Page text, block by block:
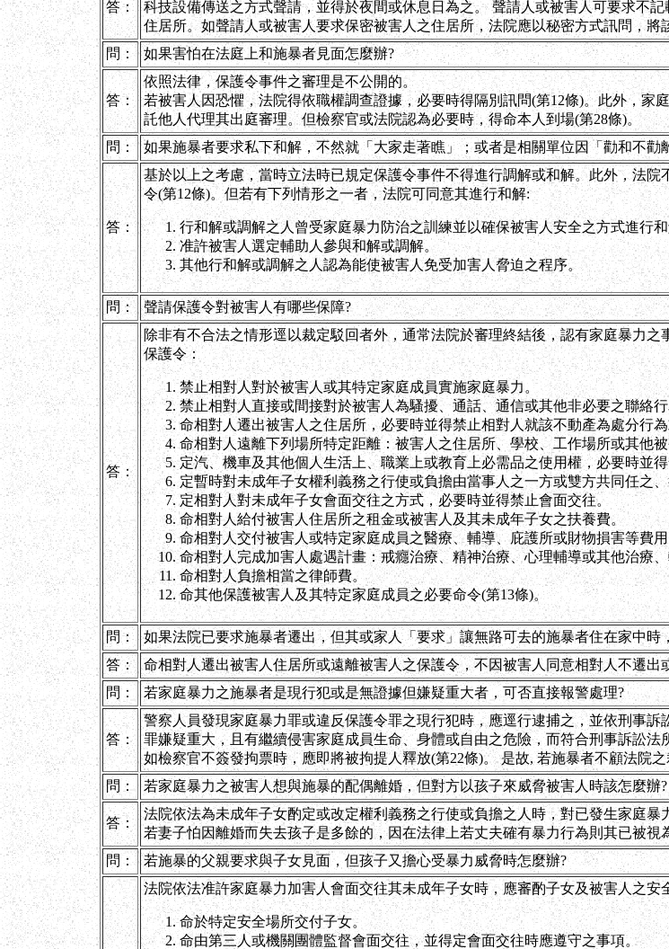
答：
科技設備傳送之方式聲請，並得於夜間或休息日為之。 聲請人或被害人可要求不
住居所。如聲請人或被害人要求保密被害人之住居所，法院應以秘密方式訊問，將
問： 如果害怕在法庭上和施暴者見面怎麼辦?
答：
依照法律，保護令事件之審理是不公開的。
若被害人因恐懼，法院得依職權調查證據，必要時得隔別訊問(第12條)。此外，
託他人代理其出庭審理。但檢察官或法院認為必要時，得命本人到場(第28條)。
問：
如果施暴者要求私下和解，不然就「大家走著瞧」；或者是相關單位因「勸和不勸
答：
基於以上之考慮，當時立法時已規定保護令事件不得進行調解或和解。此外，法
令(第12條)。但若有下列情形之一者，法院可同意其進行和解:
行和解或調解之人曾受家庭暴力防治之訓練並以確保被害人安全之方式進行
准許被害人選定輔助人參與和解或調解。
其他行和解或調解之人認為能使被害人免受加害人脅迫之程序。
問： 聲請保護令對被害人有哪些保障?
答：
除非有不合法之情形逕以裁定駁回者外，通常法院於審理終結後，認有家庭暴力
保護令：
禁止相對人對於被害人或其特定家庭成員實施家庭暴力。
禁止相對人直接或間接對於被害人為騷擾、通話、通信或其他非必要之聯絡行
命相對人遷出被害人之住居所，必要時並得禁止相對人就該不動產為處分行為
命相對人遠離下列場所特定距離：被害人之住居所、學校、工作場所或其他
定汽、機車及其他個人生活上、職業上或教育上必需品之使用權，必要時並
定暫時對未成年子女權利義務之行使或負擔由當事人之一方或雙方共同任之
定相對人對未成年子女會面交往之方式，必要時並得禁止會面交往。
命相對人給付被害人住居所之租金或被害人及其未成年子女之扶養費。
命相對人交付被害人或特定家庭成員之醫療、輔導、庇護所或財物損害等費
命相對人完成加害人處遇計畫：戒癮治療、精神治療、心理輔導或其他治療、
命相對人負擔相當之律師費。
命其他保護被害人及其特定家庭成員之必要命令(第13條)。
問：
如果法院已要求施暴者遷出，但其或家人「要求」讓無路可去的施暴者住在家中時
答：
命相對人遷出被害人住居所或遠離被害人之保護令，不因被害人同意相對人不遷
問：
若家庭暴力之施暴者是現行犯或是無證據但嫌疑重大者，可否直接報警處理?
答：
警察人員發現家庭暴力罪或違反保護令罪之現行犯時，應逕行逮捕之，並依刑事
罪嫌疑重大，且有繼續侵害家庭成員生命、身體或自由之危險，而符合刑事訴訟
如檢察官不簽發拘票時，應即將被拘提人釋放(第22條)。 是故, 若施暴者不顧法院
問：
若家庭暴力之被害人想與施暴的配偶離婚，但對方以孩子來威脅被害人時該怎麼辦?
答：
法院依法為未成年子女酌定或改定權利義務之行使或負擔之人時，對已發生家庭
若妻子怕因離婚而失去孩子是多餘的，因在法律上若丈夫確有暴力行為則其已被視
問： 若施暴的父親要求與子女見面，但孩子又擔心受暴力威脅時怎麼辦?
法院依法准許家庭暴力加害人會面交往其未成年子女時，應審酌子女及被害人之安
命於特定安全場所交付子女。
命由第三人或機關團體監督會面交往，並得定會面交往時應遵守之事項。